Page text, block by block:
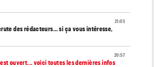
21:05
des rédacteurs… si ça vous intéresse,
20:57
ouvert... voici toutes les dernières infos